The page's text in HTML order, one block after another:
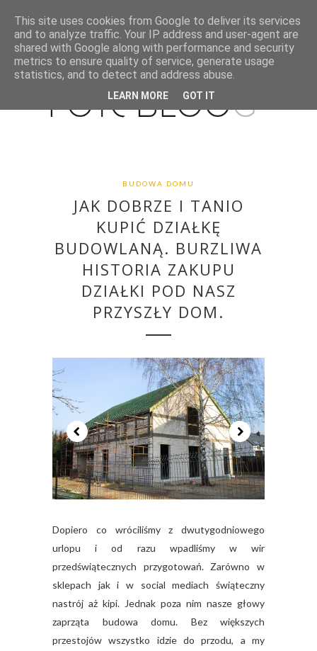
BUDOWA DOMU
JAK DOBRZE I TANIO
KUPIĆ DZIAŁKĘ
BUDOWLANĄ. BURZLIWA
HISTORIA ZAKUPU
DZIAŁKI POD NASZ
PRZYSZŁY DOM.
Dopiero co wróciliśmy z dwutygodniowego
urlopu i od razu wpadliśmy w wir
przedświątecznych przygotowań. Zarówno w
sklepach jak i w social mediach świąteczny
nastrój aż kipi. Jednak poza nim nasze głowy
zaprząta budowa domu. Bez większych
przestojów wszystko idzie do przodu, a my
This site uses cookies from Google to deliver its services
and to analyze traffic. Your IP address and user-agent are
shared with Google along with performance and security
metrics to ensure quality of service, generate usage
statistics, and to detect and address abuse.
LEARN MORE GOT IT